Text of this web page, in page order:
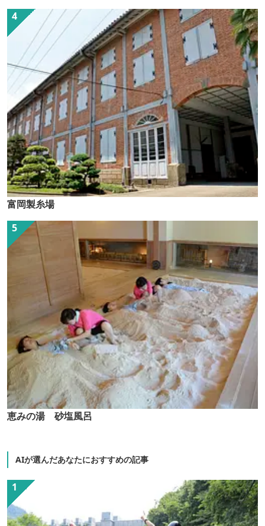
富岡製糸場
恵みの湯 砂塩風呂
AIが選んだあなたにおすすめの記事